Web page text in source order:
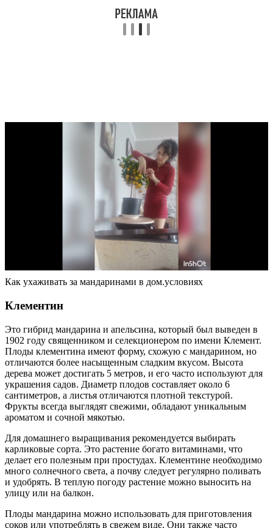
Как ухаживать за мандаринами в дом.условиях
Клементин
Это гибрид мандарина и апельсина, который был выведен в
1902 году священником и селекционером по имени Клемент.
Плоды клементина имеют форму, схожую с мандарином, но
отличаются более насыщенным сладким вкусом. Высота
дерева может достигать 5 метров, и его часто используют для
украшения садов. Диаметр плодов составляет около 6
сантиметров, а листья отличаются плотной текстурой.
Фрукты всегда выглядят свежими, обладают уникальным
ароматом и сочной мякотью.
Для домашнего выращивания рекомендуется выбирать
карликовые сорта. Это растение богато витаминами, что
делает его полезным при простудах. Клементине необходимо
много солнечного света, а почву следует регулярно поливать
и удобрять. В теплую погоду растение можно выносить на
улицу или на балкон.
Плоды мандарина можно использовать для приготовления
соков или употреблять в свежем виде. Они также часто